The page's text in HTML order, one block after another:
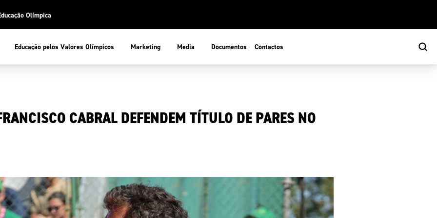
Olímpica
Educação pelos Valores Olímpicos Marketing Media Documentos Contactos
Atletas
Federações
Participação Desportiva
CABRAL DEFENDEM TÍTULO DE PARES NO